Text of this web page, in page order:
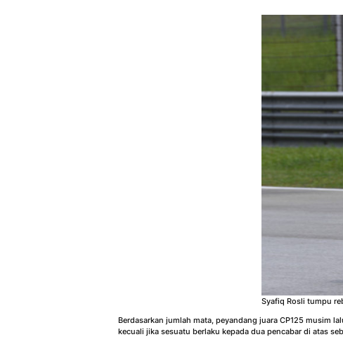
Syafiq Rosli tumpu
Berdasarkan jumlah mata, peyandang juara CP125 musim
kecuali jika sesuatu berlaku kepada dua pencabar di atas